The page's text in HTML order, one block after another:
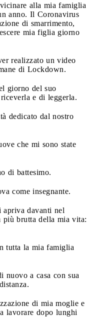
alla mia famiglia
anno. Il Coronavirus
di smarrimento,
mia figlia giorno
realizzato un video
di Lockdown.
giorno del suo
e di leggerla.
dedicato dal nostro
che mi sono state
di battesimo.
come insegnante.
apriva davanti nel
brutta della mia vita:
tutta la mia famiglia
nuovo a casa con sua
di mia moglie e
lavorare dopo lunghi